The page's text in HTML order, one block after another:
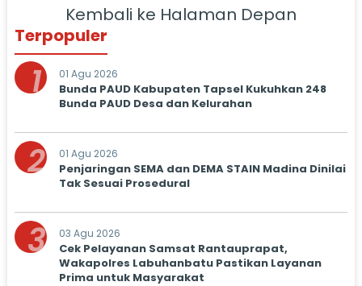
Kembali ke Halaman Depan
Terpopuler
1 01 Agu 2026
Bunda PAUD Kabupaten Tapsel Kukuhkan 248
Bunda PAUD Desa dan Kelurahan
2 01 Agu 2026
Penjaringan SEMA dan DEMA STAIN Madina Dinilai
Tak Sesuai Prosedural
3 03 Agu 2026
Cek Pelayanan Samsat Rantauprapat,
Wakapolres Labuhanbatu Pastikan Layanan
Prima untuk Masyarakat